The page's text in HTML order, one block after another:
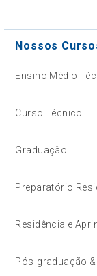
Nossos
Ensino Médio
Curso Técnico
Graduação
Preparatório
Residência e
Pós-graduação &